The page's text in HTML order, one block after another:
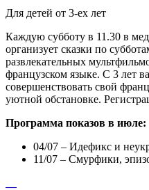
Для детей от 3-ех лет
Каждую субботу в 11.30 в
организует сказки по
развлекательных
французском языке. С 3 лет
совершенствовать свой
уютной обстановке.
Программа показов в июле:
04/07 – Идефикс и
11/07 – Смурфики,